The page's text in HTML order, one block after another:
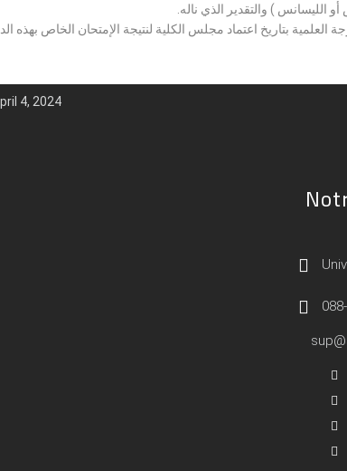
أو الليسانس ) والتقدير الذي ناله.
العلمية بتاريخ اعتماد مجلس الكلية لنتيجة الإمتحان الخاص بهذه
4, 2024